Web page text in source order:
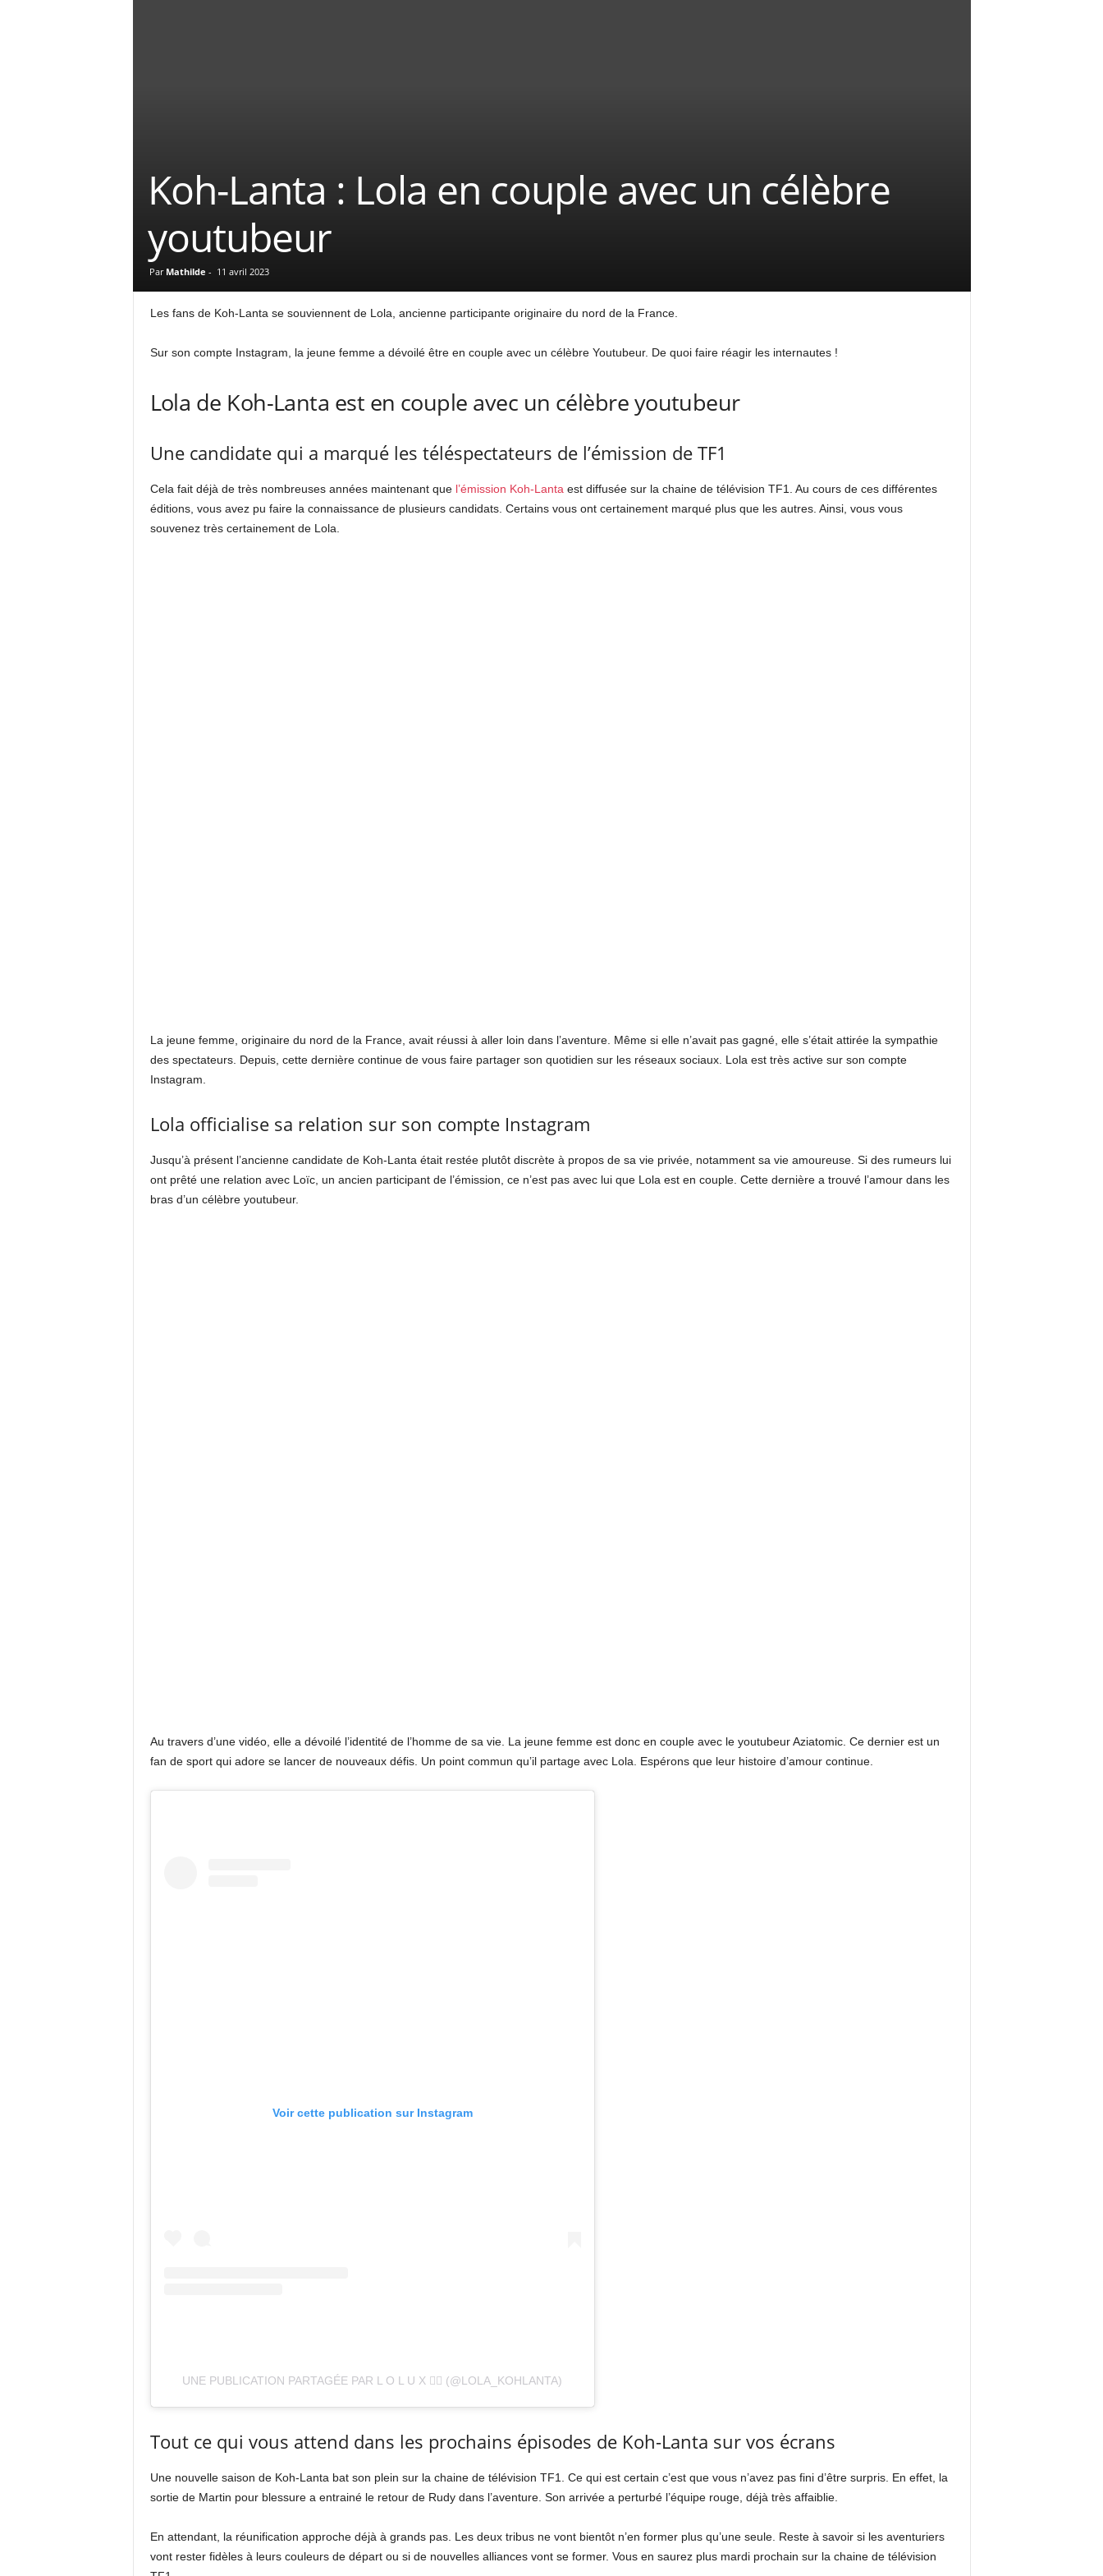
Koh-Lanta : Lola en couple avec un célèbre
youtubeur
Par Mathilde - 11 avril 2023
Les fans de Koh-Lanta se souviennent de Lola, ancienne participante originaire du nord de la France.
Sur son compte Instagram, la jeune femme a dévoilé être en couple avec un célèbre Youtubeur. De quoi faire réagir les internautes !
Lola de Koh-Lanta est en couple avec un célèbre youtubeur
Une candidate qui a marqué les téléspectateurs de l’émission de TF1
Cela fait déjà de très nombreuses années maintenant que l’émission Koh-Lanta est diffusée sur la chaine de télévision TF1. Au cours de ces différentes
éditions, vous avez pu faire la connaissance de plusieurs candidats. Certains vous ont certainement marqué plus que les autres. Ainsi, vous vous
souvenez très certainement de Lola.
La jeune femme, originaire du nord de la France, avait réussi à aller loin dans l’aventure. Même si elle n’avait pas gagné, elle s’était attirée la sympathie
des spectateurs. Depuis, cette dernière continue de vous faire partager son quotidien sur les réseaux sociaux. Lola est très active sur son compte
Instagram.
Lola officialise sa relation sur son compte Instagram
Jusqu’à présent l’ancienne candidate de Koh-Lanta était restée plutôt discrète à propos de sa vie privée, notamment sa vie amoureuse. Si des rumeurs lui
ont prêté une relation avec Loïc, un ancien participant de l’émission, ce n’est pas avec lui que Lola est en couple. Cette dernière a trouvé l’amour dans les
bras d’un célèbre youtubeur.
Au travers d’une vidéo, elle a dévoilé l’identité de l’homme de sa vie. La jeune femme est donc en couple avec le youtubeur Aziatomic. Ce dernier est un
fan de sport qui adore se lancer de nouveaux défis. Un point commun qu’il partage avec Lola. Espérons que leur histoire d’amour continue.
Voir cette publication sur Instagram
UNE PUBLICATION PARTAGÉE PAR L O L U X ✌🏼 (@LOLA_KOHLANTA)
Tout ce qui vous attend dans les prochains épisodes de Koh-Lanta sur vos écrans
Une nouvelle saison de Koh-Lanta bat son plein sur la chaine de télévision TF1. Ce qui est certain c’est que vous n’avez pas fini d’être surpris. En effet, la
sortie de Martin pour blessure a entrainé le retour de Rudy dans l’aventure. Son arrivée a perturbé l’équipe rouge, déjà très affaiblie.
En attendant, la réunification approche déjà à grands pas. Les deux tribus ne vont bientôt n’en former plus qu’une seule. Reste à savoir si les aventuriers
vont rester fidèles à leurs couleurs de départ ou si de nouvelles alliances vont se former. Vous en saurez plus mardi prochain sur la chaine de télévision